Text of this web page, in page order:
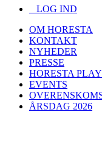
LOG IND
OM HORESTA
KONTAKT
NYHEDER
PRESSE
HORESTA PLAY
EVENTS
ÅRSDAG 2026